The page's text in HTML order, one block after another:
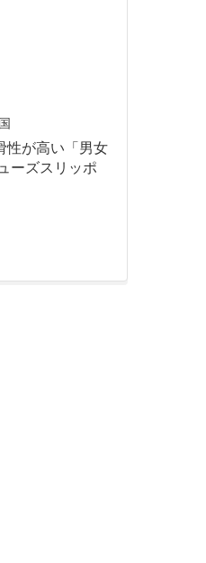
性が高い「男女
ーズスリッポ